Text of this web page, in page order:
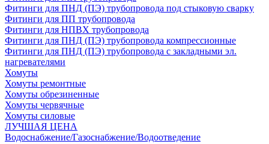
Фитинги для ПНД (ПЭ) трубопровода под стыковую сварку
Фитинги для ПП трубопровода
Фитинги для НПВХ трубопровода
Фитинги для ПНД (ПЭ) трубопровода компрессионные
Фитинги для ПНД (ПЭ) трубопровода с закладными эл.
нагревателями
Хомуты
Хомуты ремонтные
Хомуты обрезиненные
Хомуты червячные
Хомуты силовые
ЛУЧШАЯ ЦЕНА
Водоснабжение/Газоснабжение/Водоотведение